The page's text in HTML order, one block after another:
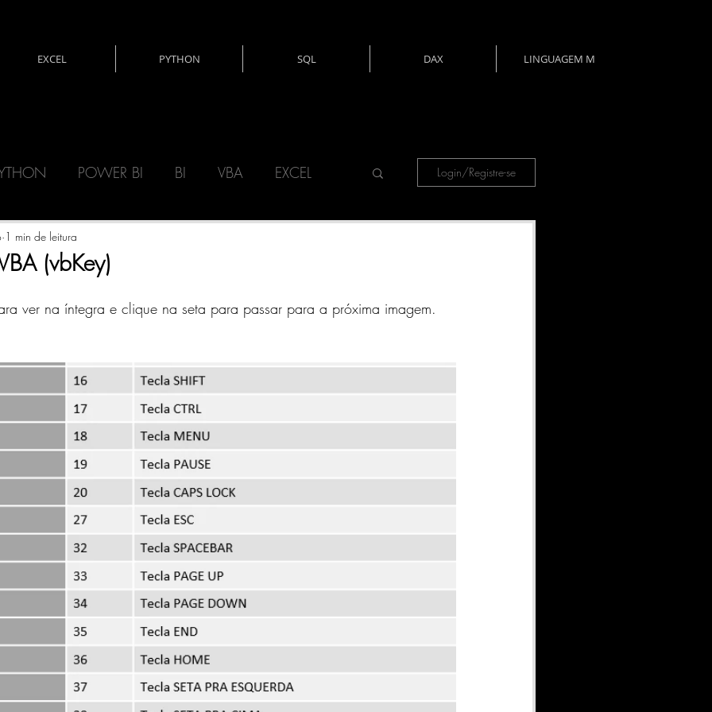
EXCEL PYTHON SQL DAX LINGUAGEM M
POWER BI BI VBA EXCEL
POWER AUTOMATE
e MÉTRICAS JAVASCRIPT SQLITE MySQL
MicroPython e Raspberry Data Science
Login/Registre-se
(vbKey)
1 min de leitura
ver na íntegra e clique na seta para passar para a próxima imagem.